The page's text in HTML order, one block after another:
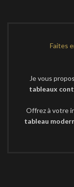
Faites
Je vous
tableaux
Offrez à votre
tableau